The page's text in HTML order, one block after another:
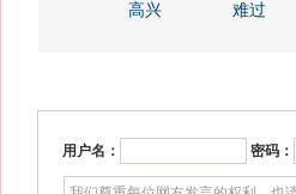
高兴 难过
用户名： 密码：